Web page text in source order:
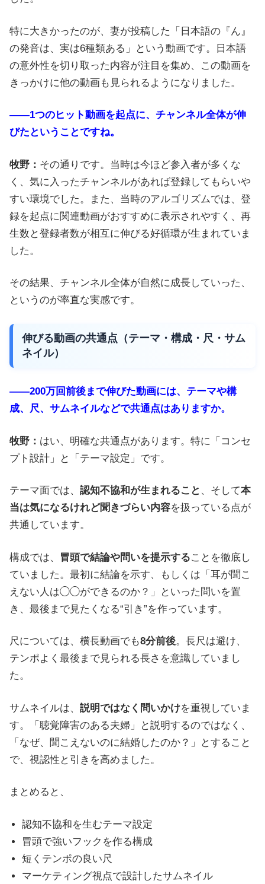
特に大きかったのが、妻が投稿した「日本語の『ん』
の発音は、実は6種類ある」という動画です。日本語
の意外性を切り取った内容が注目を集め、この動画を
きっかけに他の動画も見られるようになりました。
――1つのヒット動画を起点に、チャンネル全体が伸
びたということですね。
牧野： その通りです。当時は今ほど参入者が多くな
く、気に入ったチャンネルがあれば登録してもらいや
すい環境でした。また、当時のアルゴリズムでは、登
録を起点に関連動画がおすすめに表示されやすく、再
生数と登録者数が相互に伸びる好循環が生まれていま
した。
その結果、チャンネル全体が自然に成長していった、
というのが率直な実感です。
伸びる動画の共通点（テーマ・構成・尺・サム
ネイル）
――200万回前後まで伸びた動画には、テーマや構
成、尺、サムネイルなどで共通点はありますか。
牧野： はい、明確な共通点があります。特に「コンセ
プト設計」と「テーマ設定」です。
テーマ面では、 認知不協和が生まれること 、そして本
当は気になるけれど聞きづらい内容を扱っている点が
共通しています。
構成では、 冒頭で結論や問いを提示することを徹底し
ていました。最初に結論を示す、もしくは「耳が聞こ
えない人は◯◯ができるのか？」といった問いを置
き、最後まで見たくなる“引き”を作っています。
尺については、横長動画でも8分前後。長尺は避け、
テンポよく最後まで見られる長さを意識していまし
た。
サムネイルは、 説明ではなく問いかけを重視していま
す。「聴覚障害のある夫婦」と説明するのではなく、
「なぜ、聞こえないのに結婚したのか？」とすること
で、視認性と引きを高めました。
まとめると、
認知不協和を生むテーマ設定
冒頭で強いフックを作る構成
短くテンポの良い尺
マーケティング視点で設計したサムネイル